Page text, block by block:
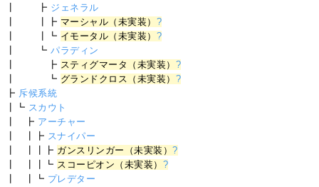
┃ ┣ ジェネラル
┃ ┃┣ マーシャル（未実装） ?
┃ ┃┗ イモータル（未実装） ?
┃ ┗パラディン
┃ ┣ スティグマータ（未実装） ?
┃ ┗ グランドクロス（未実装） ?
┣ 斥候系統
┃┗ スカウト
┃ ┣ アーチャー
┃ ┃┣ スナイパー
┃ ┃┃┣ ガンスリンガー（未実装）?
┃ ┃┃┗ スコーピオン（未実装） ?
┃ ┃┗ プレデター